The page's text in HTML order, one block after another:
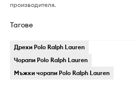
производителя.
Тагове
Дрехи Polo Ralph Lauren
Чорапи Polo Ralph Lauren
Мъжки чорапи Polo Ralph Lauren